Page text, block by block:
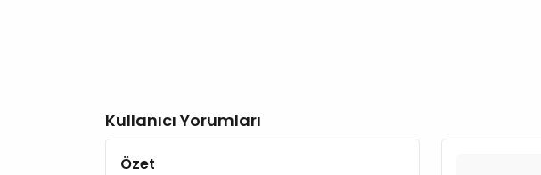
Kullanıcı Yorumları
Özet